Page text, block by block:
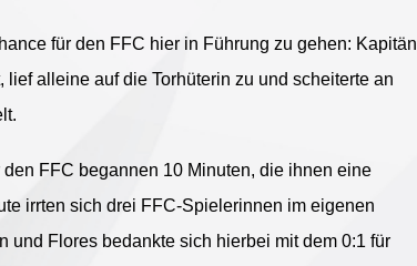
für den FFC hier in Führung zu gehen: Kapitän
alleine auf die Torhüterin zu und scheiterte an
FFC begannen 10 Minuten, die ihnen eine
irrten sich drei FFC-Spielerinnen im eigenen
und Flores bedankte sich hierbei mit dem 0:1 für